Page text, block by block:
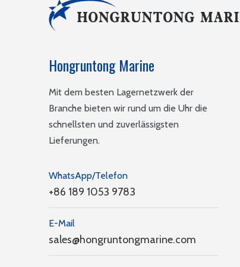
Hongruntong Marine
Mit dem besten Lagernetzwerk der
Branche bieten wir rund um die Uhr die
schnellsten und zuverlässigsten
Lieferungen.
WhatsApp/Telefon
+86 189 1053 9783
E-Mail
sales@hongruntongmarine.com